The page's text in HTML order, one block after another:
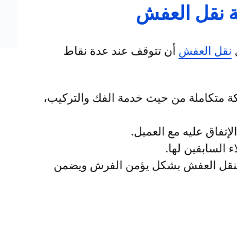
نقل العفش
نقل العفش أن تتوقف عند عدة نقاط
متكاملة من حيث خدمة الفك والتركيب،
عليه مع العميل.
السابقين لها.
العفش بشكل يؤمن الفرش ويضمن